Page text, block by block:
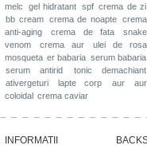
melc
gel hidratant spf crema de zi
bb cream crema de noapte crema
anti-aging
crema de fata
snake
venom
crema aur
ulei de rosa
mosqueta er babaria serum babaria
serum antirid
tonic demachiant
ativergeturi
lapte corp aur
aur
coloidal crema caviar
INFORMATII